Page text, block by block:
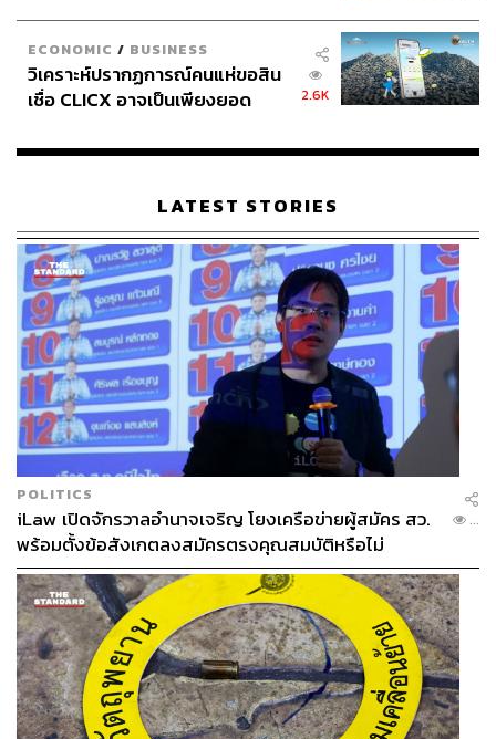
ECONOMIC / BUSINESS
วิเคราะห์ปรากฏการณ์คนแห่ขอสิน
เชื่อ CLICX อาจเป็นเพียงยอด
เรือนไทยที่ถูกซุกไว้
2.6K
LATEST STORIES
POLITICS
iLaw เปิดจักรวาลอำนาจเจริญ โยงเครือข่ายผู้สมัคร สว.
พร้อมตั้งข้อสังเกตลงสมัครตรงคุณสมบัติหรือไม่
...